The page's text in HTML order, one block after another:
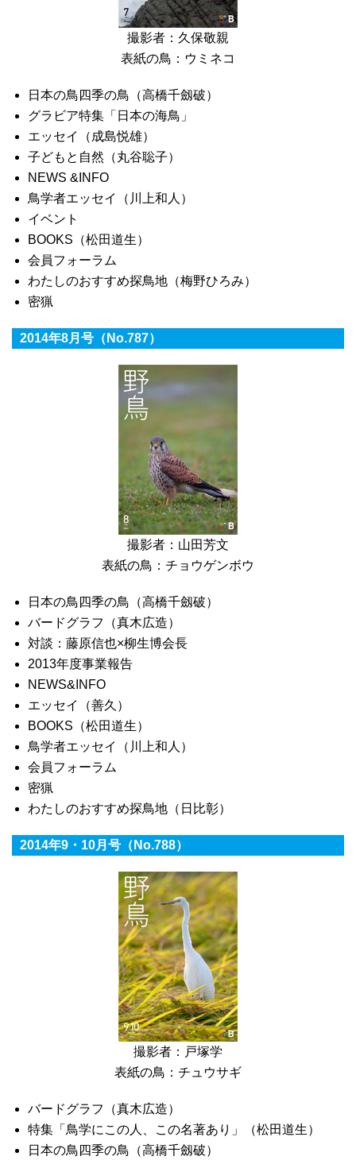
撮影者：久保敬親
表紙の鳥：ウミネコ
日本の鳥四季の鳥（高橋千劔破）
グラビア特集「日本の海鳥」
エッセイ（成島悦雄）
子どもと自然（丸谷聡子）
NEWS &INFO
鳥学者エッセイ（川上和人）
イベント
BOOKS（松田道生）
会員フォーラム
わたしのおすすめ探鳥地（梅野ひろみ）
密猟
2014年8月号（No.787）
撮影者：山田芳文
表紙の鳥：チョウゲンボウ
日本の鳥四季の鳥（高橋千劔破）
バードグラフ（真木広造）
対談：藤原信也×柳生博会長
2013年度事業報告
NEWS&INFO
エッセイ（善久）
BOOKS（松田道生）
鳥学者エッセイ（川上和人）
会員フォーラム
密猟
わたしのおすすめ探鳥地（日比彰）
2014年9・10月号（No.788）
撮影者：戸塚学
表紙の鳥：チュウサギ
バードグラフ（真木広造）
特集「鳥学にこの人、この名著あり」（松田道生）
日本の鳥四季の鳥（高橋千劔破）